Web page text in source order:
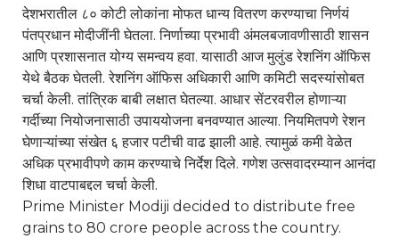
देशभरातील ८० कोटी लोकांना मोफत धान्य वितरण करण्याचा निर्णयं
पंतप्रधान मोदीजींनी घेतला. निर्णाच्या प्रभावी अंमलबजावणीसाठी शासन
आणि प्रशासनात योग्य समन्वय हवा. यासाठी आज मुलुंड रेशनिंग ऑफिस
येथे बैठक घेतली. रेशनिंग ऑफिस अधिकारी आणि कमिटी सदस्यांसोबत
चर्चा केली. तांत्रिक बाबी लक्षात घेतल्या. आधार सेंटरवरील होणाऱ्या
गर्दीच्या नियोजनासाठी उपाययोजना बनवण्यात आल्या. नियमितपणे रेशन
घेणाऱ्यांच्या संखेत ६ हजार पटीची वाढ झाली आहे. त्यामुळं कमी वेळेत
अधिक प्रभावीपणे काम करण्याचे निर्देश दिले. गणेश उत्सवादरम्यान आनंदा
शिधा वाटपाबद्दल चर्चा केली.
Prime Minister Modiji decided to distribute free
grains to 80 crore people across the country.